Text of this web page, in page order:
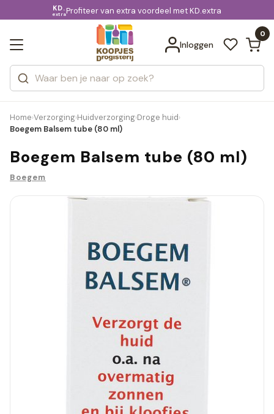
voor 20:00 uur besteld
Gratis bezorging
KD.
extraProfiteer van extra voordeel met KD.extra
Inloggen
0
Zoeken
Categorieën
Merken
Bekijk alle resultaten
Home›Verzorging›Huidverzorging›Droge huid›
Boegem Balsem tube (80 ml)
Boegem Balsem tube (80 ml)
Boegem